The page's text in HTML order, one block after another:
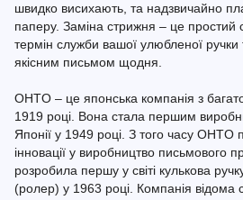
швидко висихають, та надзвичайно
паперу. Заміна стрижня – це простий
термін служби вашої улюбленої
якісним письмом щодня.
OHTO – це японська компанія з
1919 році. Вона стала першим
Японії у 1949 році. З того часу OHTO
інновації у виробництво письмового
розробила першу у світі кулькова
(ролер) у 1963 році. Компанія відома